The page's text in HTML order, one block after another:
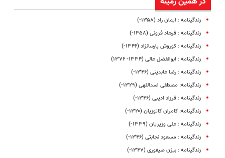
زندگینامه : ایمان راد (۱۳۵۸-)
زندگینامه : فرهاد فزونی (۱۳۵۸-)
زندگینامه : کوروش پارسانژاد (۱۳۴۶-)
زندگینامه : ابوالفضل عالی (۱۳۳۴- ۱۳۷۶)
زندگینامه : رضا عابدینی (۱۳۴۶-)
زندگینامه: مصطفی اسداللهی (۱۳۲۹-)
زندگینامه : فرزاد ادیبی (۱۳۴۶-)
زندگینامه: کامران کاتوزیان (۱۳۲۰-)
زندگینامه : علی وزیریان (۱۳۳۹-)
زندگینامه : مسعود نجابتی (۱۳۴۶-)
زندگینامه : بیژن صیفوری (۱۳۴۷-)